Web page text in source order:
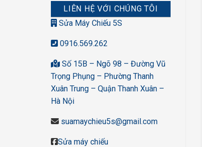
LIÊN HỆ VỚI CHÚNG TÔI
Sửa Máy Chiếu 5S
0916.569.262
Số 15B – Ngõ 98 – Đường Vũ
Trọng Phụng – Phường Thanh
Xuân Trung – Quận Thanh Xuân –
Hà Nội
suamaychieu5s@gmail.com
Sửa máy chiếu